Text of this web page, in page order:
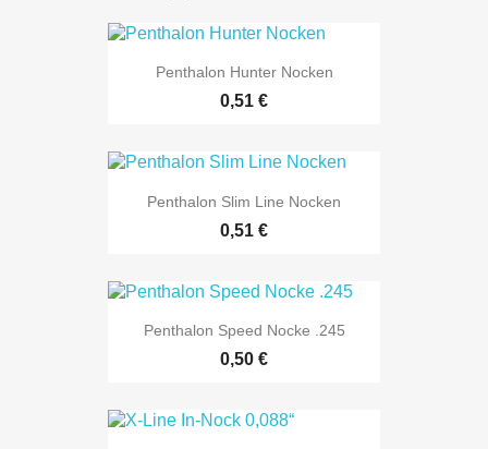
Penthalon Hunter Nocken
0,51 €
Penthalon Slim Line Nocken
0,51 €
Penthalon Speed Nocke .245
0,50 €